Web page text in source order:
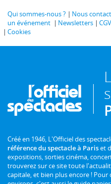
Qui sommes-nous ? Nous
un événement
Newsletters CGV
Cookies
Créé en 1946, L'Officiel des
référence du spectacle à Pariset
expositions, sorties cinéma,
trouverez sur ce site toute
capitale, et bien plus encore !